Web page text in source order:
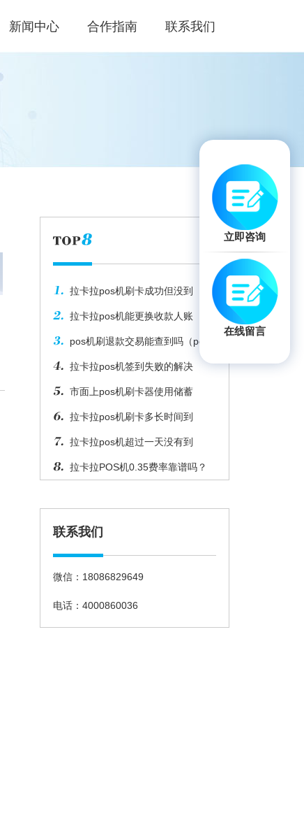
新闻中心 合作指南 联系我们
拉卡拉pos机刷卡成功但没到
拉卡拉pos机能更换收款人账
pos机刷退款交易能查到吗（pos
拉卡拉pos机签到失败的解决
市面上pos机刷卡器使用储蓄
拉卡拉pos机刷卡多长时间到
拉卡拉pos机超过一天没有到
拉卡拉POS机0.35费率靠谱吗？
联系我们
微信：18086829649
电话：4000860036
立即咨询
在线留言